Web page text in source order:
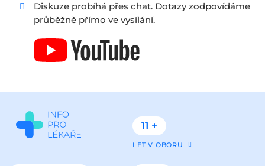
Diskuze probíhá přes chat. Dotazy zodpovídáme
průběžně přímo ve vysílání.
11 +
LET V OBORU